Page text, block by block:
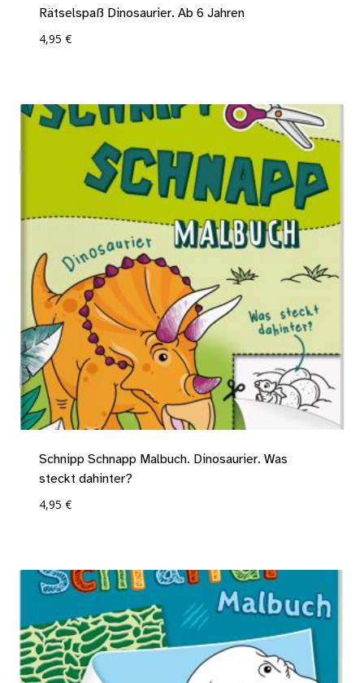
Rätselspaß Dinosaurier. Ab 6 Jahren
4,95 €
Schnipp Schnapp Malbuch. Dinosaurier. Was
steckt dahinter?
4,95 €